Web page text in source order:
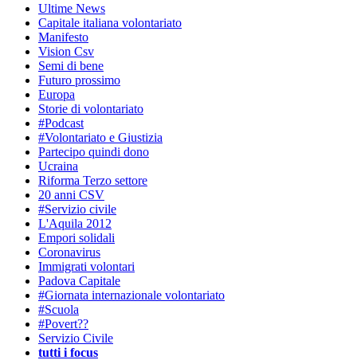
Ultime News
Capitale italiana volontariato
Manifesto
Vision Csv
Semi di bene
Futuro prossimo
Europa
Storie di volontariato
#Podcast
#Volontariato e Giustizia
Partecipo quindi dono
Ucraina
Riforma Terzo settore
20 anni CSV
#Servizio civile
L'Aquila 2012
Empori solidali
Coronavirus
Immigrati volontari
Padova Capitale
#Giornata internazionale volontariato
#Scuola
#Povert??
Servizio Civile
tutti i focus